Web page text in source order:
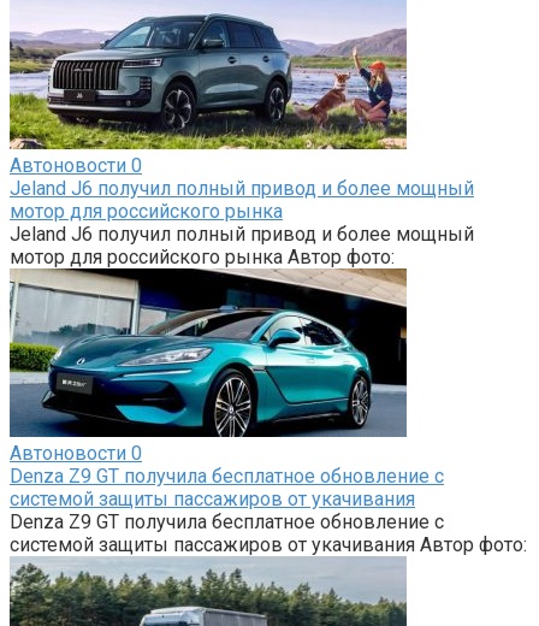
Автоновости 0
Jeland J6 получил полный привод и более мощный
мотор для российского рынка
Jeland J6 получил полный привод и более мощный
мотор для российского рынка Автор фото:
Автоновости 0
Denza Z9 GT получила бесплатное обновление с
системой защиты пассажиров от укачивания
Denza Z9 GT получила бесплатное обновление с
системой защиты пассажиров от укачивания Автор фото: